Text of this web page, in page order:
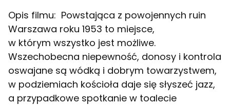
Opis filmu: Powstająca z powojennych ruin
Warszawa roku 1953 to miejsce,
w którym wszystko jest możliwe.
Wszechobecna niepewność, donosy i kontrola
oswajane są wódką i dobrym towarzystwem,
w podziemiach kościoła daje się słyszeć jazz,
a przypadkowe spotkanie w toalecie